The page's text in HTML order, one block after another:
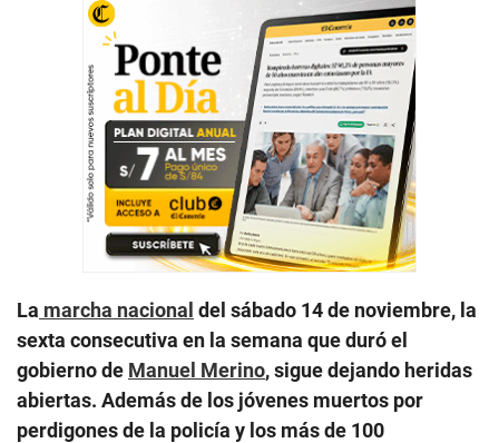
La marcha nacional del sábado 14 de noviembre, la
sexta consecutiva en la semana que duró el
gobierno de Manuel Merino, sigue dejando heridas
abiertas. Además de los jóvenes muertos por
perdigones de la policía y los más de 100